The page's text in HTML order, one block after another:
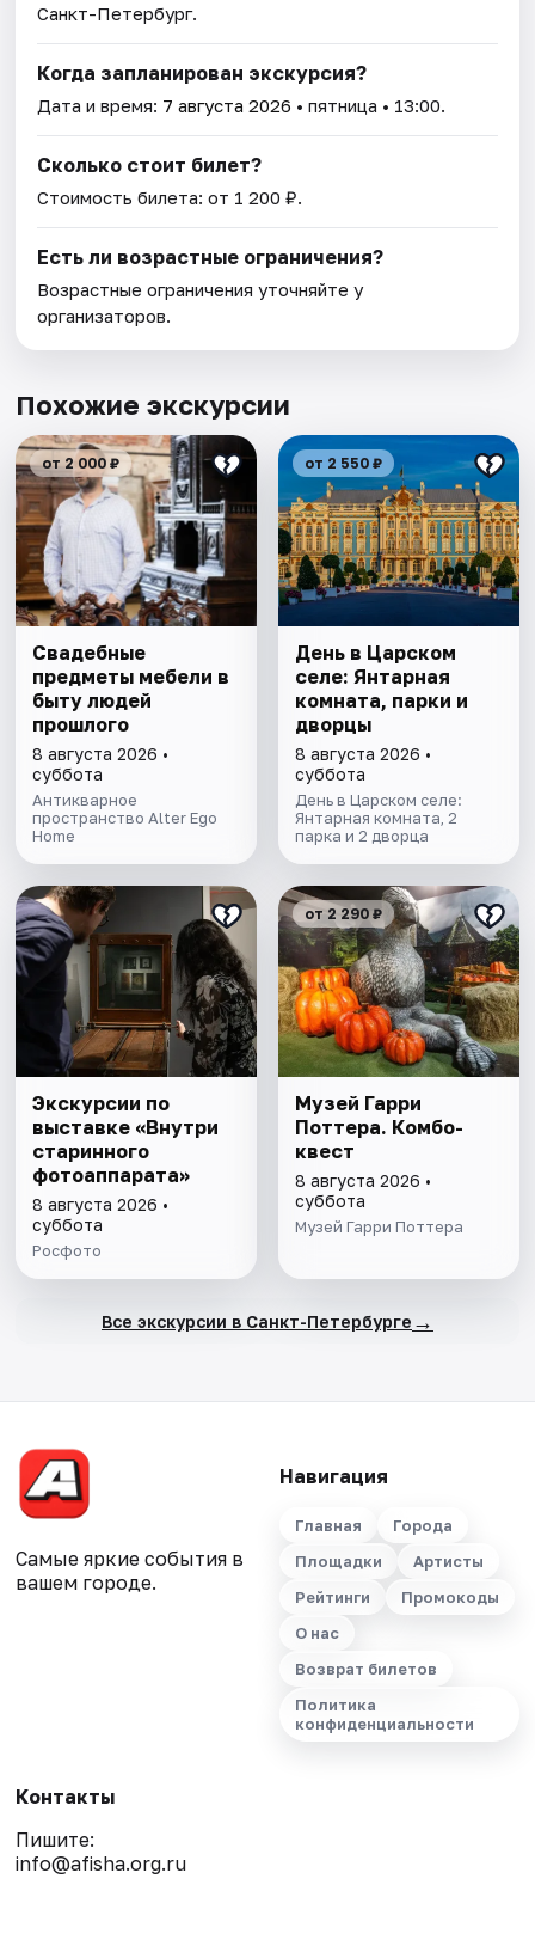
Санкт-Петербург.
Когда запланирован экскурсия?
Дата и время: 7 августа 2026 • пятница • 13:00.
Сколько стоит билет?
Стоимость билета: от 1 200 ₽.
Есть ли возрастные ограничения?
Возрастные ограничения уточняйте у
организаторов.
Похожие экскурсии
от 2 000 ₽
Свадебные
предметы мебели в
быту людей
прошлого
8 августа 2026 •
суббота
Антикварное
пространство Alter Ego
Home
от 2 550 ₽
День в Царском
селе: Янтарная
комната, парки и
дворцы
8 августа 2026 •
суббота
День в Царском селе:
Янтарная комната, 2
парка и 2 дворца
Экскурсии по
выставке «Внутри
старинного
фотоаппарата»
8 августа 2026 •
суббота
Росфото
от 2 290 ₽
Музей Гарри
Поттера. Комбо-
квест
8 августа 2026 •
суббота
Музей Гарри Поттера
Все экскурсии в Санкт-Петербурге →
Самые яркие события в
вашем городе.
Навигация
Главная
Города
Площадки
Артисты
Рейтинги
Промокоды
О нас
Возврат билетов
Политика
конфиденциальности
Контакты
Пишите:
info@afisha.org.ru